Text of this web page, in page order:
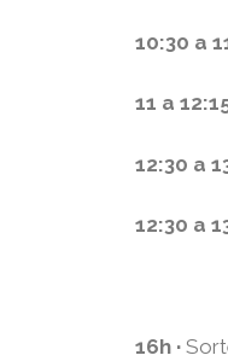
10:30 a
11 a
12:30 a
12:30 a
16h ·